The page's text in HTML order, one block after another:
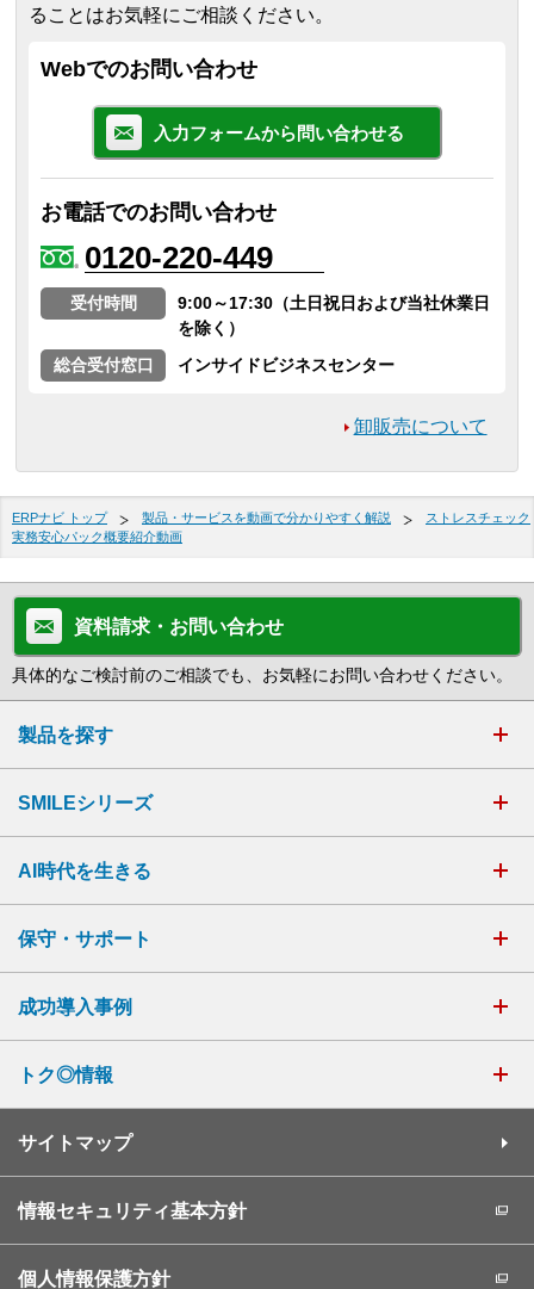
ることはお気軽にご相談ください。
Webでのお問い合わせ
入力フォームから問い合わせる
お電話でのお問い合わせ
0120-220-449
受付時間
9:00～17:30（土日祝日および当社休業日
を除く）
総合受付窓口
インサイドビジネスセンター
卸販売について
ERPナビ トップ 製品・サービスを動画で分かりやすく解説
ストレスチェック
実務安心パック概要紹介動画
資料請求・お問い合わせ
具体的なご検討前のご相談でも、お気軽にお問い合わせください。
製品を探す
SMILEシリーズ
AI時代を生きる
保守・サポート
成功導入事例
トク◎情報
サイトマップ
情報セキュリティ基本方針
個人情報保護方針